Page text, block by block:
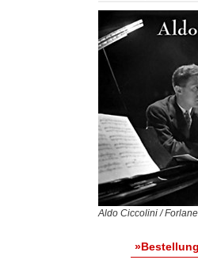
Aldo Ciccolini / Forlane